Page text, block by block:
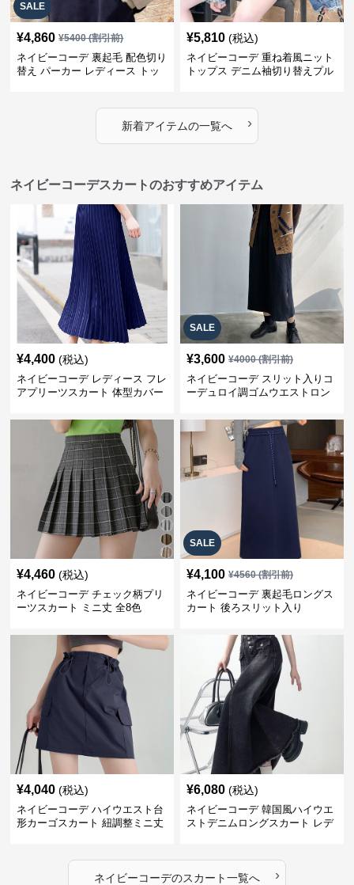
SALE
¥4,860 ¥5400(割引前)
ネイビーコーデ 裏起毛 配色切り
替え パーカー レディース トッ
¥5,810 (税込)
ネイビーコーデ 重ね着風ニット
トップス デニム袖切り替えプル
新着アイテムの一覧へ ›
ネイビーコーデスカートのおすすめアイテム
¥4,400 (税込)
ネイビーコーデ レディース フレ
アプリーツスカート 体型カバー
ト
SALE
¥3,600 ¥4000(割引前)
ネイビーコーデ スリット入りコ
ーデュロイ調ゴムウエストロン
¥4,460 (税込)
ネイビーコーデ チェック柄プリ
ーツスカート ミニ丈 全8色
SALE
¥4,100 ¥4560(割引前)
ネイビーコーデ 裏起毛ロングス
カート 後ろスリット入り
¥4,040 (税込)
ネイビーコーデ ハイウエスト台
形カーゴスカート 紐調整ミニ丈
¥6,080 (税込)
ネイビーコーデ 韓国風ハイウエ
ストデニムロングスカート レデ
ネイビーコーデのスカート一覧へ ›